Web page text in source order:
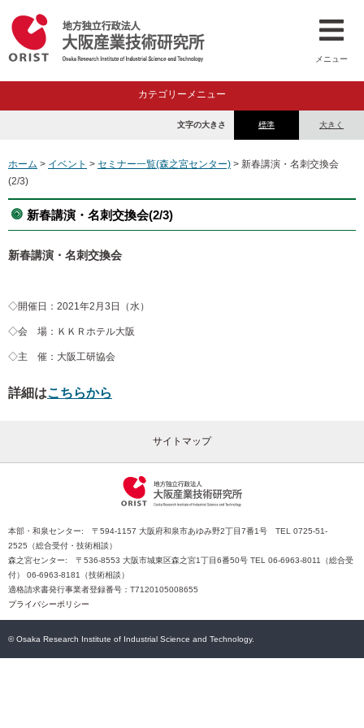
メニュー
カテゴリーメニュー
標準 大きく
文字の大きさ
ホーム > イベント > セミナー一覧(森之宮センター) > 新春講演・名刺交換会
(2/3)
新春講演・名刺交換会(2/3)
新春講演・名刺交換会
◇開催日：2021年2月3日（水）
◇会 場：ＫＫＲホテル大阪
◇主 催：大阪工研協会
詳細はこちらから
サイトマップ
本部・和泉センター: 〒594-1157 大阪府和泉市あゆみ野2丁目7番1号 TEL 0725-51-
2525（総合受付・技術相談）
森之宮センター: 〒536-8553 大阪市城東区森之宮1丁目6番50号 TEL 06-6963-8011（総合受
付） 06-6963-8181（技術相談）
適格請求書発行事業者登録番号：T7120105008655
プライバシーポリシー
© Osaka Research Institute of Industrial Science and Technology.